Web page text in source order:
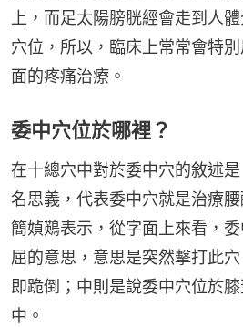
上，而足太陽膀胱經會走到人
穴位，所以，臨床上常常會特
面的疼痛治療。
委中穴位於哪裡？
在十總穴中對於委中穴的敘述
名思義，代表委中穴就是治療
簡媜鶧表示，從字面上來看，
屈的意思，意思是突然擊打此
即跪倒；中則是說委中穴位於
中。